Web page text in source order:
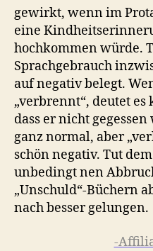
gewirkt, wenn im
eine
hochkommen würde.
Sprachgebrauch
auf negativ belegt.
„verbrennt“, deutet
dass er nicht
ganz normal, aber
schön negativ. Tut
unbedingt nen
„Unschuld“-Büchern
nach besser gelungen.
-